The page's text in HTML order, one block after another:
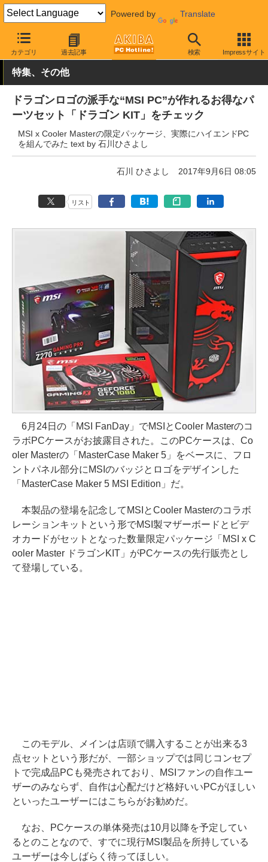
Powered by Translate
カテゴリ 過去記事 検索 Impressサイト
AKIBA PC Hotline! PCパーツ マザーボード MSI
特集、その他
ドラゴンロゴの派手な“MSI PC”が作れるお得なパ
ーツセット「ドラゴン KIT」をチェック
MSI x Cooler Masterの限定パッケージ、実際にハイエンドPC
を組んでみた text by 石川ひさよし
石川 ひさよし 2017年9月6日 08:05
リスト
6月24日の「MSI FanDay」でMSIとCooler Masterのコ
ラボPCケースがお披露目された。このPCケースは、Co
oler Masterの「MasterCase Maker 5」をベースに、フロ
ントパネル部分にMSIのバッジとロゴをデザインした
「MasterCase Maker 5 MSI Edition」だ。
本製品の登場を記念してMSIとCooler Masterのコラボ
レーションキットという形でMSI製マザーボードとビデ
オカードがセットとなった数量限定パッケージ「MSI x C
ooler Master ドラゴンKIT」がPCケースの先行販売とし
て登場している。
このモデル、メインは店頭で購入することが出来る3
点セットという形だが、一部ショップでは同じコンセプ
トで完成品PCも発売されており、MSIファンの自作ユー
ザーのみならず、自作は心配だけど格好いいPCがほしい
といったユーザーにはこちらがお勧めだ。
なお、PCケースの単体発売は10月以降を予定してい
るとのことなので、すでに現行MSI製品を所持している
ユーザーは今しばらく待ってほしい。